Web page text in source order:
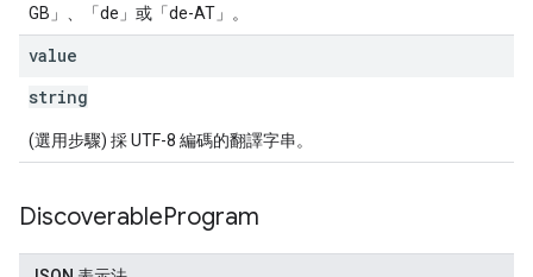
GB」、「de」或「de-AT」。
value
string
(選用步驟) 採 UTF-8 編碼的翻譯字串。
DiscoverableProgram